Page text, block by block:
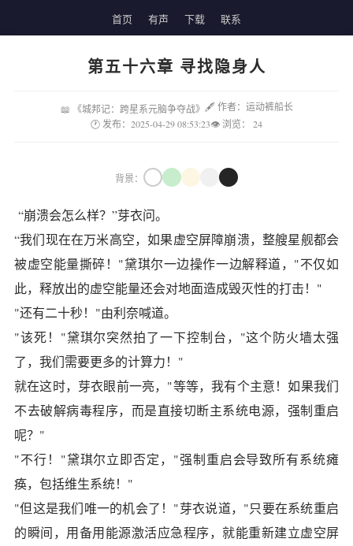
首页 有声 下载 联系
第五十六章 寻找隐身人
📖 《城邦记：跨星系元脑争夺战》 🖋 作者：运动裤船长
🕐 发布：2025-04-29 08:53:23👁 浏览： 24
背景：
“崩溃会怎么样？”芽衣问。
“我们现在在万米高空，如果虚空屏障崩溃，整艘星舰都会
被虚空能量撕碎！"黛琪尔一边操作一边解释道，"不仅如
此，释放出的虚空能量还会对地面造成毁灭性的打击！"
"还有二十秒！"由利奈喊道。
"该死！"黛琪尔突然拍了一下控制台，"这个防火墙太强
了，我们需要更多的计算力！"
就在这时，芽衣眼前一亮，"等等，我有个主意！如果我们
不去破解病毒程序，而是直接切断主系统电源，强制重启
呢？"
"不行！"黛琪尔立即否定，"强制重启会导致所有系统瘫
痪，包括维生系统！"
"但这是我们唯一的机会了！"芽衣说道，"只要在系统重启
的瞬间，用备用能源激活应急程序，就能重新建立虚空屏